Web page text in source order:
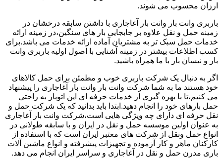
ارزان محسوب می شوند.
باربری وانت بار وانت بار آغاجاری با داشتن سابقه درخشان در
زمینه حمل و نقل علاوه بر جابجایی بار های سنگین،در زمینه ارائه
خدمات حمل سبک تر به مشتریان آماده ارائه خدمات می باشد.برای
کسب اطلاعات بیشتر در زمینه آشنایی با اصول اولیه باربری وانت
بار و نیسان بار با ما همراه باشید.
اگر به دنبال یک شرکت باربری خوب و مطمئن برای حمل کالاهای
خود هستند ما به شما شرکت وانت بار وانت بار آغاجاری را پیشنهاد
می کنیم،تا با بهره گیری از خدمات حرفه ای این اتوبار به راحتی
حمل بارهای خود را انجام دهید.ابتدا باید بدانید که یک شرکت حمل و
نقل حرفه ای دارای چه ویژگی هایی است،شرکت وانت بار آغاجاری
به عنوان اولین موسسه حمل و نقل در ایران و با سابقه طولانی در
انواع حمل ونقل از شرکت های معتبر ایران است که با استفاده از
کارکنان ماهر و کار آزموده و تجهیزات پیشرفته و انواع ماشین آلات
باری مدرن حمل و نقل در آغاجاری و سراسر ایران انجام می دهد.